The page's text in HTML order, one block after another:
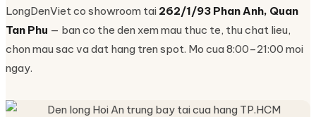
LongDenViet co showroom tai 262/1/93 Phan Anh, Quan
Tan Phu — ban co the den xem mau thuc te, thu chat lieu,
chon mau sac va dat hang tren spot. Mo cua 8:00–21:00 moi
ngay.